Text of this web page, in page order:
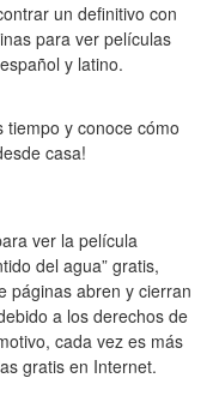
un definitivo con
para ver películas
y latino.
tiempo y conoce cómo
casa!
ver la película
del agua” gratis,
páginas abren y cierran
a los derechos de
cada vez es más
gratis en Internet.